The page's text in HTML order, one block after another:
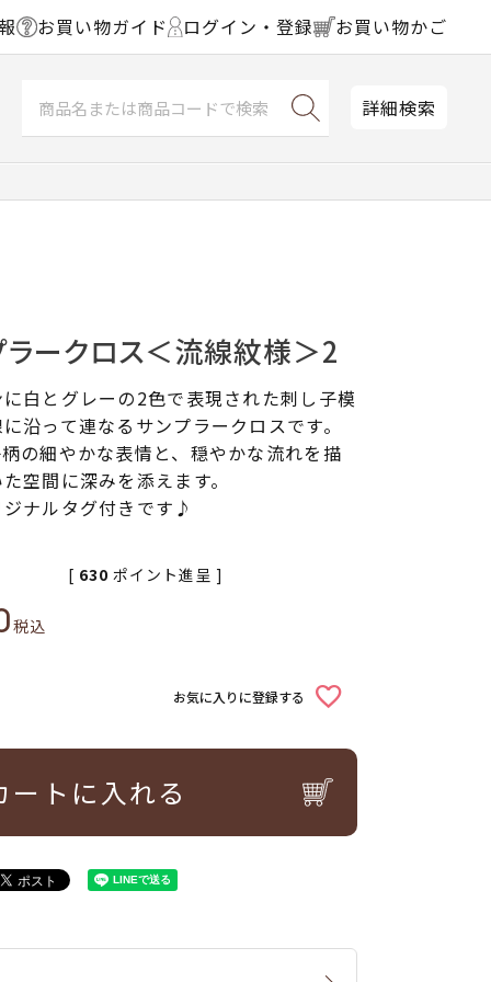
お買い物ガイド ログイン・登録 お買い物かご
詳細検索
ラークロス＜流線紋様＞2
白とグレーの2色で表現された刺し子模
沿って連なるサンプラークロスです。
の細やかな表情と、穏やかな流れを描
空間に深みを添えます。
ナルタグ付きです♪
税込
[ 630 ポイント進呈 ]
お気に入りに登録する
ートに入れる